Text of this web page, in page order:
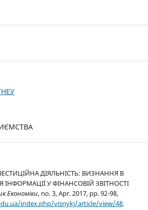
ДІЯЛЬНІСТЬ: ВИЗНАННЯ В
ІНФОРМАЦІЇ У ФІНАНСОВІЙ ЗВІТНОСТІ
Економіки, no. 3, Apr. 2017, pp. 92-98,
index.php/visnykj/article/view/48.